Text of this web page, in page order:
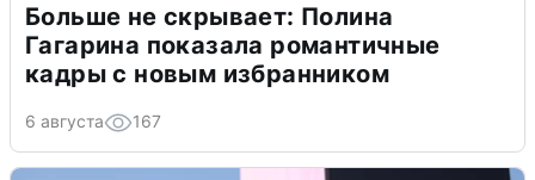
Больше не скрывает: Полина
Гагарина показала романтичные
кадры с новым избранником
6 августа 167